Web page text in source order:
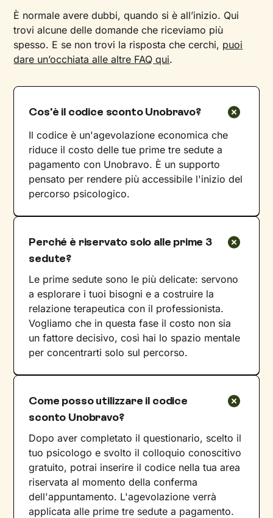
È normale avere dubbi, quando si è all’inizio. Qui
trovi alcune delle domande che riceviamo più
spesso. E se non trovi la risposta che cerchi, puoi
dare un’occhiata alle altre FAQ qui.
Cos'è il codice sconto Unobravo?
Il codice è un'agevolazione economica che
riduce il costo delle tue prime tre sedute a
pagamento con Unobravo. È un supporto
pensato per rendere più accessibile l'inizio del
percorso psicologico.
Perché è riservato solo alle prime 3
sedute?
Le prime sedute sono le più delicate: servono
a esplorare i tuoi bisogni e a costruire la
relazione terapeutica con il professionista.
Vogliamo che in questa fase il costo non sia
un fattore decisivo, così hai lo spazio mentale
per concentrarti solo sul percorso.
Come posso utilizzare il codice
sconto Unobravo?
Dopo aver completato il questionario, scelto il
tuo psicologo e svolto il colloquio conoscitivo
gratuito, potrai inserire il codice nella tua area
riservata al momento della conferma
dell'appuntamento. L'agevolazione verrà
applicata alle prime tre sedute a pagamento.